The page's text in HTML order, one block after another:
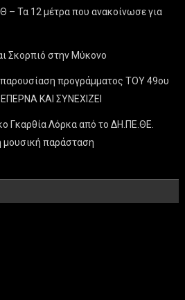
– Τα 12 μέτρα που ανακοίνωσε για
Σκορπιό στην Μύκονο
παρουσίαση προγράμματος ΤΟΥ 49ου
ΚΑΙ ΣΥΝΕΧΙΖΕΙ
Γκαρθία Λόρκα από το ΔΗ.ΠΕ.ΘΕ.
μουσική παράσταση